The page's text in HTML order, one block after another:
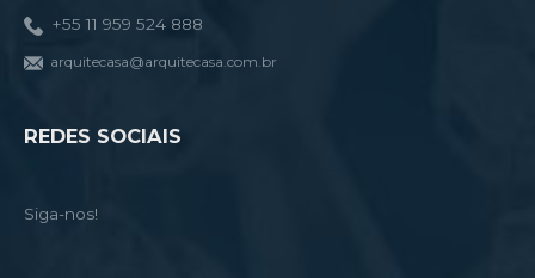
+55 11 959 524 888
arquitecasa@arquitecasa.com.br
REDES SOCIAIS
Siga-nos!